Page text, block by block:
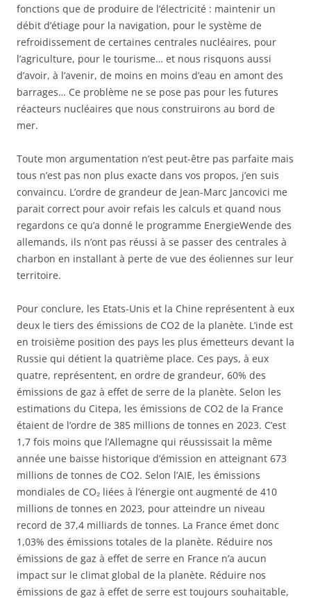
fonctions que de produire de l’électricité : maintenir un
débit d’étiage pour la navigation, pour le système de
refroidissement de certaines centrales nucléaires, pour
l’agriculture, pour le tourisme… et nous risquons aussi
d’avoir, à l’avenir, de moins en moins d’eau en amont des
barrages… Ce problème ne se pose pas pour les futures
réacteurs nucléaires que nous construirons au bord de
mer.
Toute mon argumentation n’est peut-être pas parfaite mais
tous n’est pas non plus exacte dans vos propos, j’en suis
convaincu. L’ordre de grandeur de Jean-Marc Jancovici me
parait correct pour avoir refais les calculs et quand nous
regardons ce qu’a donné le programme EnergieWende des
allemands, ils n’ont pas réussi à se passer des centrales à
charbon en installant à perte de vue des éoliennes sur leur
territoire.
Pour conclure, les Etats-Unis et la Chine représentent à eux
deux le tiers des émissions de CO2 de la planète. L’inde est
en troisième position des pays les plus émetteurs devant la
Russie qui détient la quatrième place. Ces pays, à eux
quatre, représentent, en ordre de grandeur, 60% des
émissions de gaz à effet de serre de la planète. Selon les
estimations du Citepa, les émissions de CO2 de la France
étaient de l’ordre de 385 millions de tonnes en 2023. C’est
1,7 fois moins que l’Allemagne qui réussissait la même
année une baisse historique d’émission en atteignant 673
millions de tonnes de CO2. Selon l’AIE, les émissions
mondiales de CO₂ liées à l’énergie ont augmenté de 410
millions de tonnes en 2023, pour atteindre un niveau
record de 37,4 milliards de tonnes. La France émet donc
1,03% des émissions totales de la planète. Réduire nos
émissions de gaz à effet de serre en France n’a aucun
impact sur le climat global de la planète. Réduire nos
émissions de gaz à effet de serre est toujours souhaitable,